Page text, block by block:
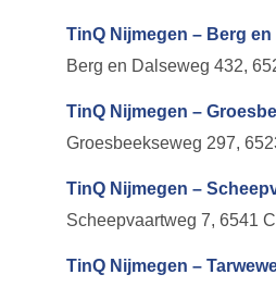
TinQ Nijmegen – Berg en
Berg en Dalseweg 432,
TinQ Nijmegen –
Groesbeekseweg 297,
TinQ Nijmegen –
Scheepvaartweg 7, 6541
TinQ Nijmegen –